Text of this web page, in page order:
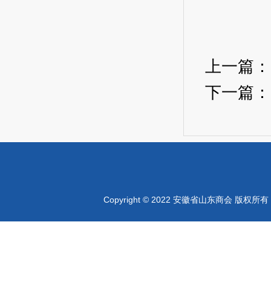
上一篇
下一篇
Copyright © 2022 安徽省山东商会 版权